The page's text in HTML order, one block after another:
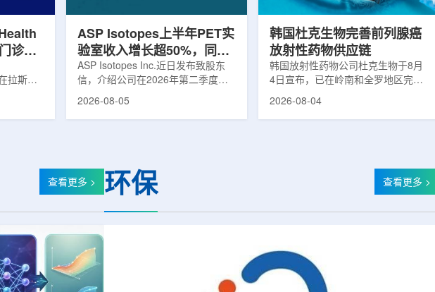
连接起来，使医务人员能够更准确地
诊诊
加
拉斯维
诊所。
多个地点
范围包
ASP Isotopes上半年PET实
验室收入增长超50%，同位
素浓缩设施推进商业生产
ASP Isotopes Inc.近日发布致股东
信，介绍公司在2026年第二季度财
务业绩公布前各业务板块的运营进
相关业务通常与放射性药物制备、分
子影像和核医学诊断应用密切相关。
入商业生产前的最后阶段，预计将在
2026年下半年交...
2026-08-05
韩国杜克生物完善前列腺癌
放射性药物供应链
韩国放射性药物公司杜克生物于8月
4日宣布，已在岭南和全罗地区完成
前列腺癌诊断用放射性药物
均已纳入其供应范围。据韩国卫生福
利部国家癌症登记处数据，2023年
向治疗的日益普及，对前列腺癌治...
2026-08-04
查看更多 > 环保 查看更多 >